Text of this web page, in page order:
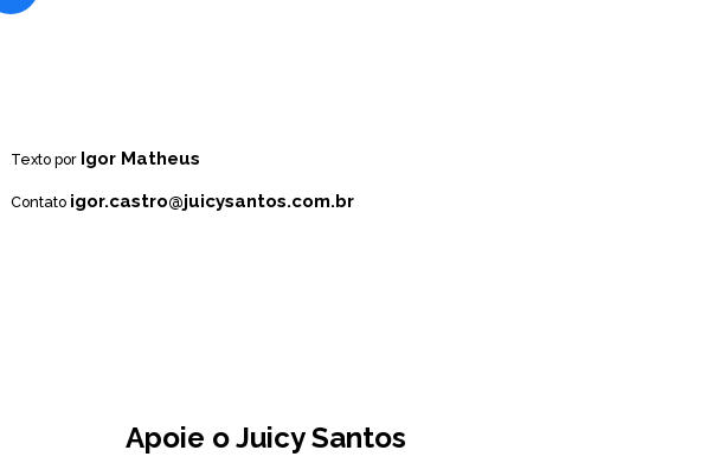
Texto por Igor Matheus
Contato igor.castro@juicysantos.com.br
Apoie o Juicy Santos